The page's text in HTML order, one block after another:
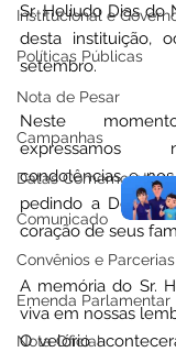
Institucional e
Políticas Públicas
Nota de Pesar
Campanhas
Datas Comemorativas
Comunicado
Convênios e Parcerias
Emenda Parlamentar
Nota Oficial
Sr. Heliudo Dias do
desta instituição,
setembro.
Neste
expressamos
condolências e
pedindo a Deus
coração de seus
A memória do Sr.
viva em nossas
O velório